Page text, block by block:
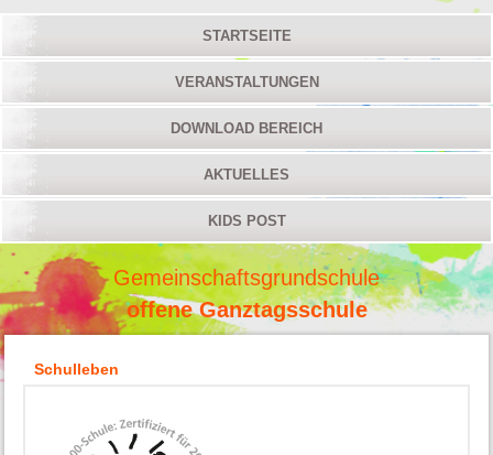
STARTSEITE
VERANSTALTUNGEN
DOWNLOAD BEREICH
AKTUELLES
KIDS POST
Gemeinschaftsgrundschule
offene Ganztagsschule
Schulleben